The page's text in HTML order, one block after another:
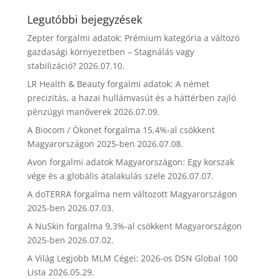
Legutóbbi bejegyzések
Zepter forgalmi adatok: Prémium kategória a változó
gazdasági környezetben – Stagnálás vagy
stabilizáció? 2026.07.10.
LR Health & Beauty forgalmi adatok: A német
precizitás, a hazai hullámvasút és a háttérben zajló
pénzügyi manőverek 2026.07.09.
A Biocom / Ökonet forgalma 15,4%-al csökkent
Magyarországon 2025-ben 2026.07.08.
Avon forgalmi adatok Magyarországon: Egy korszak
vége és a globális átalakulás szele 2026.07.07.
A doTERRA forgalma nem változott Magyarországon
2025-ben 2026.07.03.
A NuSkin forgalma 9,3%-al csökkent Magyarországon
2025-ben 2026.07.02.
A Világ Legjobb MLM Cégei: 2026-os DSN Global 100
Lista 2026.05.29.